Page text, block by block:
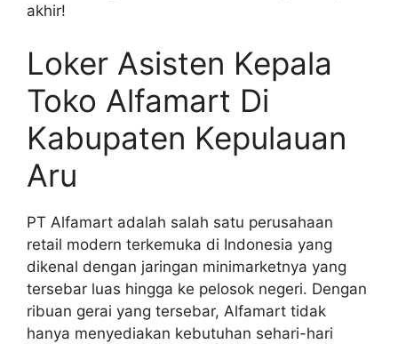
akhir!
Loker Asisten Kepala
Toko Alfamart Di
Kabupaten Kepulauan
Aru
PT Alfamart adalah salah satu perusahaan
retail modern terkemuka di Indonesia yang
dikenal dengan jaringan minimarketnya yang
tersebar luas hingga ke pelosok negeri. Dengan
ribuan gerai yang tersebar, Alfamart tidak
hanya menyediakan kebutuhan sehari-hari